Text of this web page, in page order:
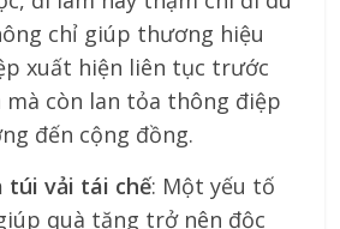
chỉ giúp thương hiệu
xuất hiện liên tục trước
còn lan tỏa thông điệp
đến cộng đồng.
túi vải tái chế: Một yếu tố
quà tặng trở nên độc